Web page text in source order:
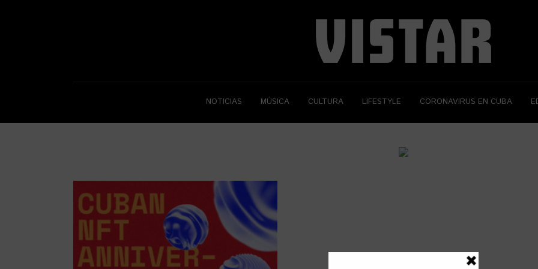
NOTICIAS MÚSICA CULTURA LIFESTYLE CORONAVIRUS EN CUBA